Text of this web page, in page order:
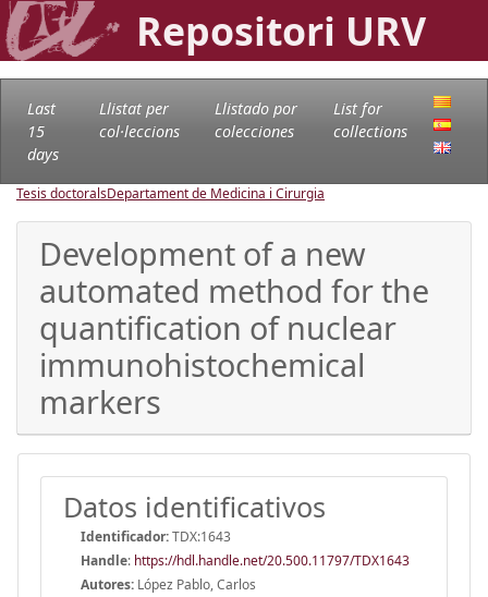
Repositori URV
Last
15
days
Llistat per
col·leccions
Llistado por
colecciones
List for
collections
Tesis doctoralsDepartament de Medicina i Cirurgia
Development of a new
automated method for the
quantification of nuclear
immunohistochemical
markers
Datos identificativos
Identificador:TDX:1643
Handle: https://hdl.handle.net/20.500.11797/TDX1643
Autores: López Pablo, Carlos